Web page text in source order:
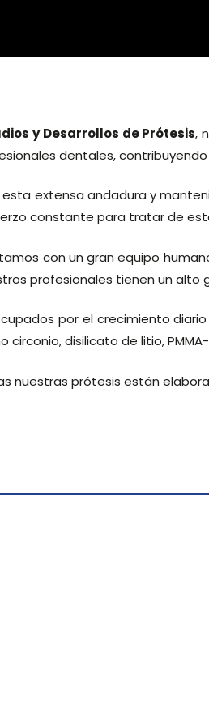
y Desarrollos de Prótesis,
dentales,
esta extensa andadura y
constante para tratar de
con un gran equipo
profesionales tienen un alto
por el crecimiento
circonio, disilicato de litio, PMMA-
nuestras prótesis están